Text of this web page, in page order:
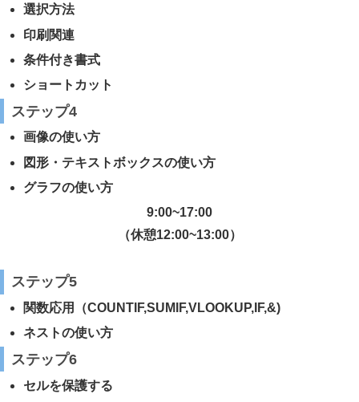
選択方法
印刷関連
条件付き書式
ショートカット
ステップ4
画像の使い方
図形・テキストボックスの使い方
グラフの使い方
9:00~17:00
（休憩12:00~13:00）
ステップ5
関数応用（COUNTIF,SUMIF,VLOOKUP,IF,&)
ネストの使い方
ステップ6
セルを保護する